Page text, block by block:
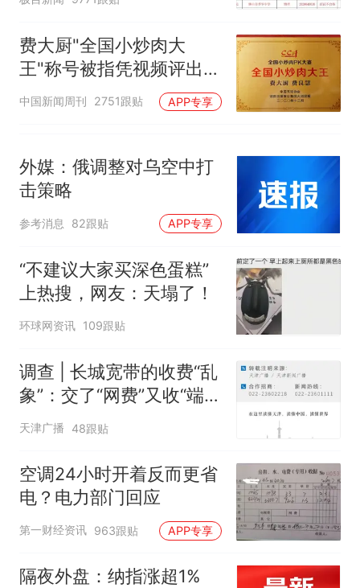
费大厨"全国小炒肉大
王"称号被指凭视频评出
官方回应
中国新闻周刊 2751跟贴 APP专享
外媒：俄调整对乌空中打
击策略
参考消息 82跟贴 APP专享
“不建议大家买深色蛋糕”
上热搜，网友：天塌了！
环球网资讯 109跟贴
调查 | 长城宽带的收费“乱
象”：交了“网费”又收“端口
费”，退费没着落，使用期
可延长到2037年
天津广播 48跟贴
空调24小时开着反而更省
电？电力部门回应
第一财经资讯 963跟贴 APP专享
隔夜外盘：纳指涨超1%